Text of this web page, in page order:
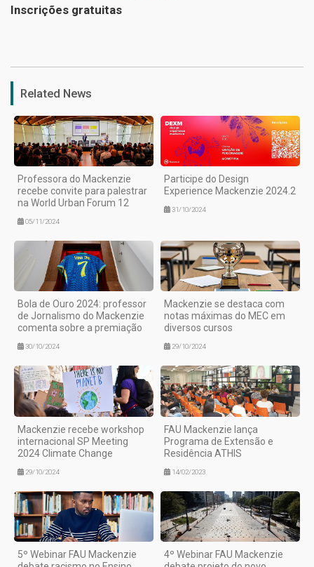
Inscrições gratuitas
Related News
Professora do Mackenzie
recebe convite para palestrar
na World Urban Forum 12
05/11/2024
Participe do Design
Experience Mackenzie 2024.2
31/10/2024
Bola de Ouro 2024: professor
de Jornalismo do Mackenzie
comenta sobre a premiação
30/10/2024
Mackenzie se destaca com
notas máximas do MEC em
diversos cursos
29/10/2024
Mackenzie recebe workshop
internacional SP Meeting
2024 Climate Change
29/10/2024
FAU Mackenzie lança
Programa de Extensão e
Residência ATHIS
14/02/2023
5º Webinar FAU Mackenzie
4º Webinar FAU Mackenzie